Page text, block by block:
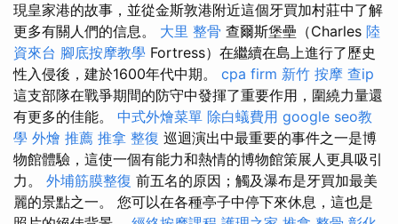
現皇家港的故事，並從金斯敦港附近這個牙買加村莊中了解
更多有關人們的信息。 大里 整骨 查爾斯堡壘（Charles 陸
資來台 腳底按摩教學 Fortress）在繼續在島上進行了歷史
性入侵後，建於1600年代中期。 cpa firm 新竹 按摩 查ip
這支部隊在戰爭期間的防守中發揮了重要作用，圍繞力量還
有更多的佳能。 中式外燴菜單 除白蟻費用 google seo教
學 外燴 推薦 推拿 整復 巡迴演出中最重要的事件之一是博
物館體驗，這使一個有能力和熱情的博物館策展人更具吸引
力。 外埔筋膜整復 前五名的原因；觸及瀑布是牙買加最美
麗的景點之一。 您可以在各種亭子中停下來休息，這也是